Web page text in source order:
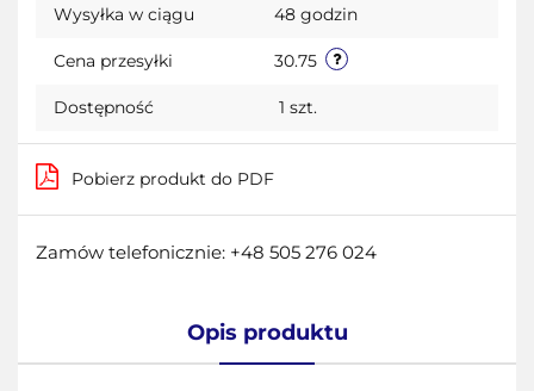
Wysyłka w ciągu 48 godzin
Cena przesyłki 30.75
Dostępność 1 szt.
Pobierz produkt do PDF
Zamów telefonicznie: +48 505 276 024
Opis produktu